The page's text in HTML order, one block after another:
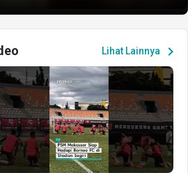
Lihat Lainnya chevron_right